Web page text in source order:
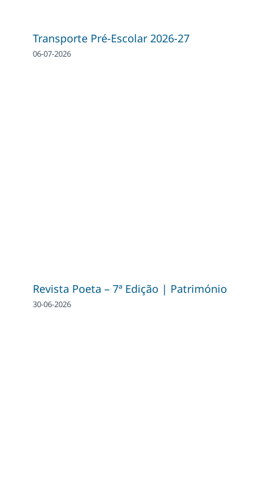
Transporte Pré-Escolar 2026-27
06-07-2026
Revista Poeta – 7ª Edição | Património
30-06-2026